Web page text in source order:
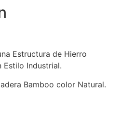
Estructura de Hierro
Estilo Industrial.
Bamboo color Natural.